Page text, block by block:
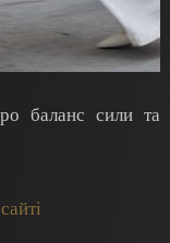
баланс сили та